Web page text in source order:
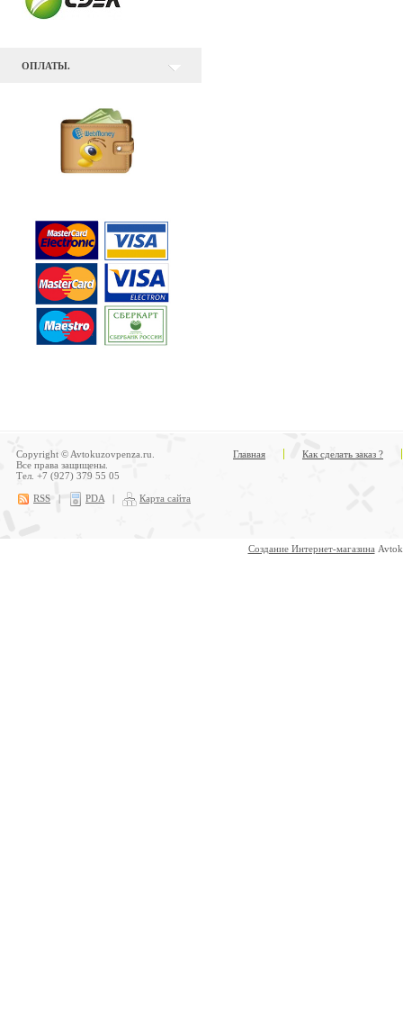
ОПЛАТЫ.
Copyright © Avtokuzovpenza.ru.
Все права защищены.
Тел. +7 (927) 379 55 05
RSS | PDA | Карта сайта
Главная Как сделать заказ ?
Создание Интернет-магазина